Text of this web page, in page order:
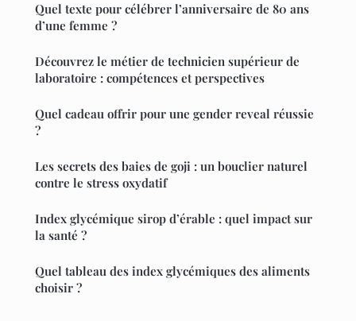
Quel texte pour célébrer l’anniversaire de 80 ans
d’une femme ?
Découvrez le métier de technicien supérieur de
laboratoire : compétences et perspectives
Quel cadeau offrir pour une gender reveal réussie
?
Les secrets des baies de goji : un bouclier naturel
contre le stress oxydatif
Index glycémique sirop d’érable : quel impact sur
la santé ?
Quel tableau des index glycémiques des aliments
choisir ?